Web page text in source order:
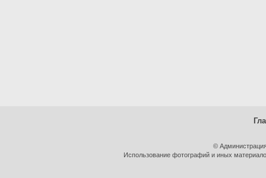
©
Использование фотографий и иных